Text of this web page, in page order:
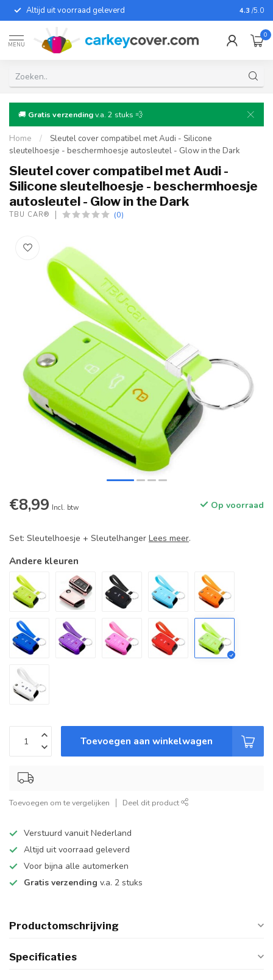
Altijd uit voorraad geleverd Voor
4.3 /5.0
MENU
0
🚚 Gratis verzendingv.a. 2 stuks 💨
Home /
Sleutel cover compatibel met Audi - Silicone
sleutelhoesje - beschermhoesje autosleutel - Glow in the Dark
Sleutel cover compatibel met Audi -
Silicone sleutelhoesje - beschermhoesje
autosleutel - Glow in the Dark
TBU CAR® (0)
€8,99 Incl. btw Op voorraad
Set: Sleutelhoesje + Sleutelhanger Lees meer.
Andere kleuren
Toevoegen aan winkelwagen
Toevoegen om te vergelijken Deel dit product
Verstuurd vanuit Nederland
Altijd uit voorraad geleverd
Voor bijna alle automerken
Gratis verzending v.a. 2 stuks
Productomschrijving
Specificaties